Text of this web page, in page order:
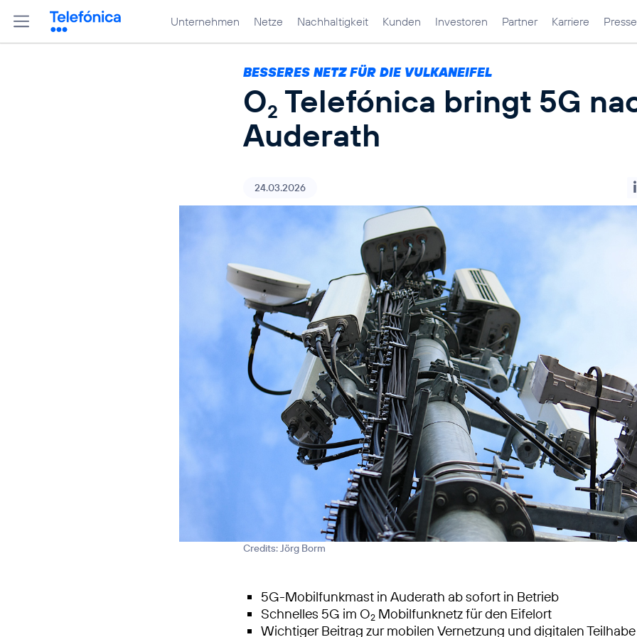
Unternehmen Netze Nachhaltigkeit Kunden Investoren Partner Karriere Presse
BESSERES NETZ FÜR DIE VULKANEIFEL
O2 Telefónica bringt 5G
Auderath
24.03.2026
Credits: Jörg Borm
5G-Mobilfunkmast in Auderath ab sofort in Betrieb
Schnelles 5G im O2 Mobilfunknetz für den Eifelort
Wichtiger Beitrag zur mobilen Vernetzung und digitalen